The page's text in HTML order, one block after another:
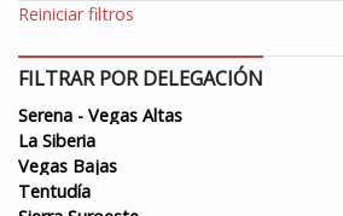
Reiniciar filtros
FILTRAR POR DELEGACIÓN